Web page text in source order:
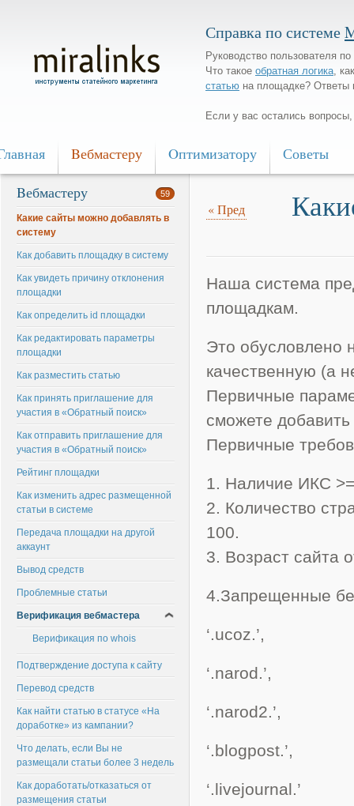
Справка по системе
Руководство пользователя
Что такое обратная логика,
статью на площадке? Ответы
Если у вас остались
Bебмастеру Oптимизатору Советы
«Пред
Наша система
площадкам.
Это обусловлено
качественную (а
Первичные
сможете
Первичные
1. Наличие ИКС >=
2. Количество
100.
3. Возраст сайта
4.Запрещенные
‘.ucoz.’,
‘.narod.’,
‘.narod2.’,
‘.blogpost.’,
‘.livejournal.’
Bебмастеру 59
Какие сайты можно добавлять в
систему
Как добавить площадку в систему
Как увидеть причину отклонения
площадки
Как определить id площадки
Как редактировать параметры
площадки
Как разместить статью
Как принять приглашение для
участия в «Обратный поиск»
Как отправить приглашение для
участия в «Обратный поиск»
Рейтинг площадки
Как изменить адрес размещенной
статьи в системе
Передача площадки на другой
аккаунт
Вывод средств
Проблемные статьи
Верификация вебмастера
Верификация по whois
Подтверждение доступа к сайту
Перевод средств
Как найти статью в статусе «На
доработке» из кампании?
Что делать, если Вы не
размещали статьи более 3 недель
Как доработать/отказаться от
размещения статьи